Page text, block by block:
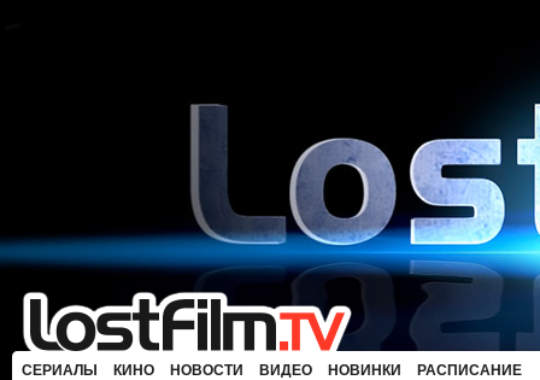
СЕРИАЛЫ КИНО НОВОСТИ ВИДЕО НОВИНКИ РАСПИСАНИЕ